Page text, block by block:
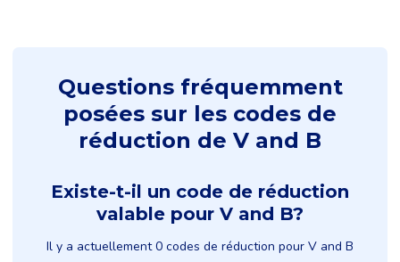
Questions fréquemment
posées sur les codes de
réduction de V and B
Existe-t-il un code de réduction
valable pour V and B?
Il y a actuellement 0 codes de réduction pour V and B